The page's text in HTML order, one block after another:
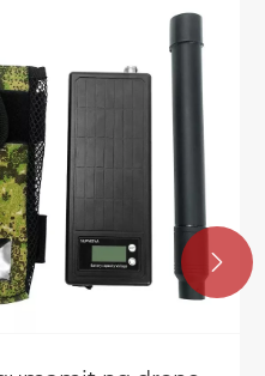
